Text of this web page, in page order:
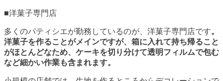
■洋菓子専門店
多くのパティシエが勤務しているのが、洋菓子専門店です。
洋菓子を作ることがメインですが、箱に入れて持ち帰ること
がほとんどなため、ケーキを切り分けて透明フィルムで包む
など細かい作業も含まれます。